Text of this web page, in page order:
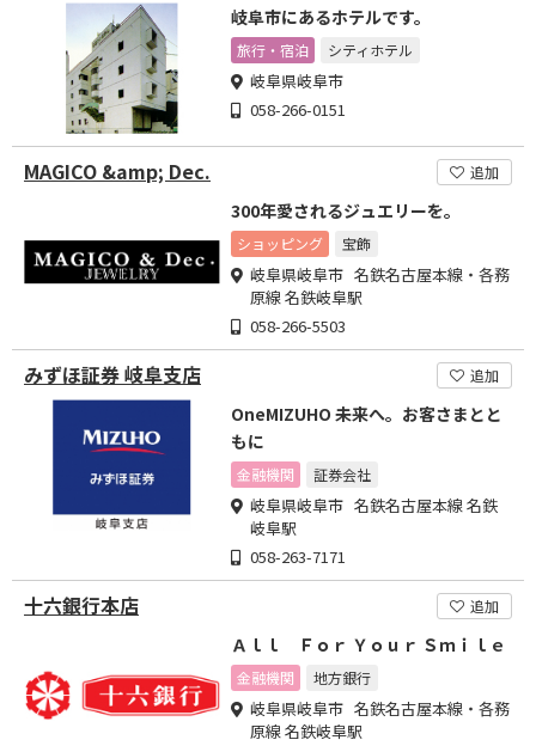
岐阜市にあるホテルです。
旅行・宿泊 シティホテル
岐阜県岐阜市
058-266-0151
MAGICO &amp; Dec. 追加
300年愛されるジュエリーを。
ショッピング 宝飾
岐阜県岐阜市 名鉄名古屋本線・各務
原線 名鉄岐阜駅
058-266-5503
みずほ証券 岐阜支店 追加
OneMIZUHO 未来へ。お客さまとと
もに
金融機関 証券会社
岐阜県岐阜市 名鉄名古屋本線 名鉄
岐阜駅
058-263-7171
十六銀行本店 追加
Ａｌｌ Ｆｏｒ Ｙｏｕｒ Ｓｍｉｌｅ
金融機関 地方銀行
岐阜県岐阜市 名鉄名古屋本線・各務
原線 名鉄岐阜駅